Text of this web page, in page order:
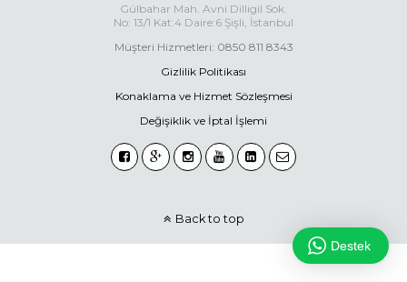
Gülbahar Mah. Avni Dilligil Sok.
No: 13/1 Kat:4 Daire:6 Şişli, İstanbul
Müşteri Hizmetleri: 0850 811 8343
Gizlilik Politikası
Konaklama ve Hizmet Sözleşmesi
Değişiklik ve İptal İşlemi
Back to top
Destek